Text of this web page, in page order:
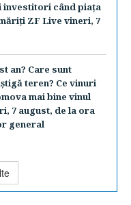
investitori când piaţa
ZF Live vineri, 7
an? Care sunt
teren? Ce vinuri
mai bine vinul
7 august, de la ora
general